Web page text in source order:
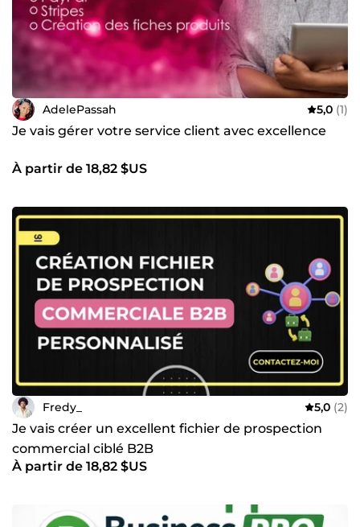
AdelePassah 5,0 (1)
Je vais gérer votre service client avec excellence
À partir de 18,82 $US
Fredy_ 5,0 (2)
Je vais créer un excellent fichier de prospection
commercial ciblé B2B
À partir de 18,82 $US